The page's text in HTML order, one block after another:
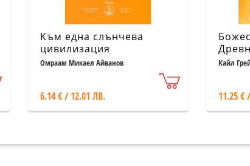
Към една слънчева
цивилизация
Омраам Микаел Айванов
6.14 € / 12.01 ЛВ.
Кайл
11.25 €